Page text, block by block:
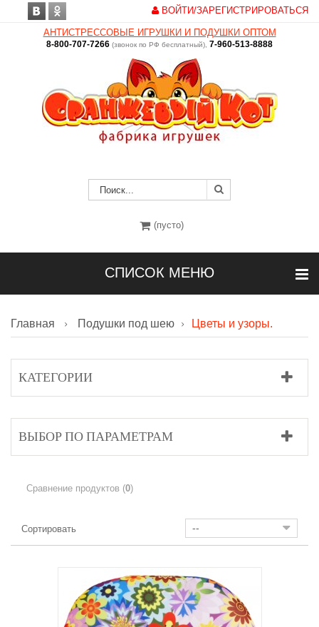
ВОЙТИ/ЗАРЕГИСТРИРОВАТЬСЯ
АНТИСТРЕССОВЫЕ ИГРУШКИ И ПОДУШКИ ОПТОМ
8-800-707-7266 (звонок по РФ бесплатный), 7-960-513-8888
(пусто)
СПИСОК МЕНЮ
Главная Подушки под шею Цветы и узоры.
КАТЕГОРИИ
ВЫБОР ПО ПАРАМЕТРАМ
Сравнение продуктов (0)
Сортировать --